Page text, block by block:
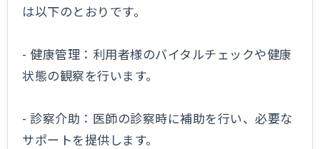
は以下のとおりです。
- 健康管理：利用者様のバイタルチェックや健康
状態の観察を行います。
- 診察介助：医師の診察時に補助を行い、必要な
サポートを提供します。